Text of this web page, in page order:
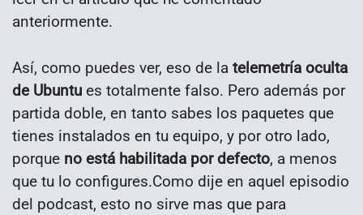
anteriormente.
Así, como puedes ver, eso de la telemetría oculta
de Ubuntu es totalmente falso. Pero además por
partida doble, en tanto sabes los paquetes que
tienes instalados en tu equipo, y por otro lado,
porque no está habilitada por defecto, a menos
que tu lo configures.Como dije en aquel episodio
del podcast, esto no sirve mas que para